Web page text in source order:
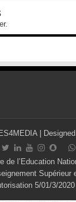
|
de l’Education
Supérieur
5/01/3/